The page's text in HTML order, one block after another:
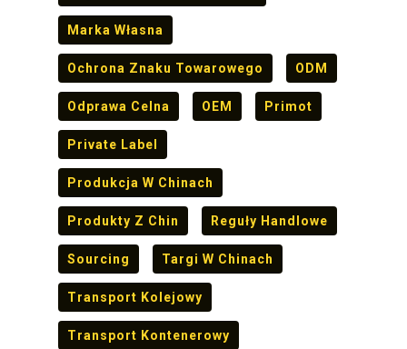
Marka Własna
Ochrona Znaku Towarowego ODM
Odprawa Celna OEM Primot
Private Label
Produkcja W Chinach
Produkty Z Chin Reguły Handlowe
Sourcing Targi W Chinach
Transport Kolejowy
Transport Kontenerowy